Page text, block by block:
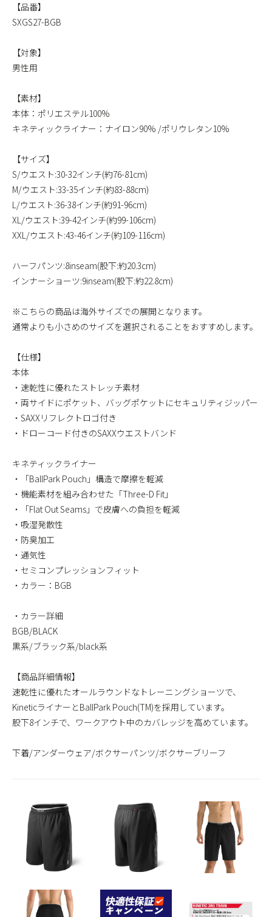
【品番】
SXGS27-BGB
【対象】
男性用
【素材】
本体：ポリエステル100%
キネティックライナー：ナイロン90% /ポリウレタン10%
【サイズ】
S/ウエスト:30-32インチ(約76-81cm)
M/ウエスト:33-35インチ(約83-88cm)
L/ウエスト:36-38インチ(約91-96cm)
XL/ウエスト:39-42インチ(約99-106cm)
XXL/ウエスト:43-46インチ(約109-116cm)
ハーフパンツ:8inseam(股下:約20.3cm)
インナーショーツ:9inseam(股下:約22.8cm)
※こちらの商品は海外サイズでの展開となります。
通常よりも小さめのサイズを選択されることをおすすめします。
【仕様】
本体
・速乾性に優れたストレッチ素材
・両サイドにポケット、バッグポケットにセキュリティジッパー
・SAXXリフレクトロゴ付き
・ドローコード付きのSAXXウエストバンド
キネティックライナー
・「BallPark Pouch」構造で摩擦を軽減
・機能素材を組み合わせた「Three-D Fit」
・「Flat Out Seams」で皮膚への負担を軽減
・吸湿発散性
・防臭加工
・通気性
・セミコンプレッションフィット
・カラー：BGB
・カラー詳細
BGB/BLACK
黒系/ブラック系/black系
【商品詳細情報】
速乾性に優れたオールラウンドなトレーニングショーツで、
KineticライナーとBallPark Pouch(TM)を採用しています。
股下8インチで、ワークアウト中のカバレッジを高めています。
下着/アンダーウェア/ボクサーパンツ/ボクサーブリーフ